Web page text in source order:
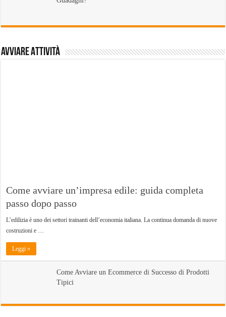
Avviare Attività
Come avviare un’impresa edile: guida completa
passo dopo passo
L’edilizia è uno dei settori trainanti dell’economia italiana. La continua domanda di nuove
costruzioni e …
Leggi »
Come Avviare un Ecommerce di Successo di Prodotti
Tipici